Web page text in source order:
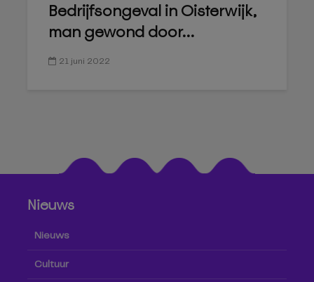
Bedrijfsongeval in Oisterwijk,
man gewond door...
21 juni 2022
Nieuws
Nieuws
Cultuur